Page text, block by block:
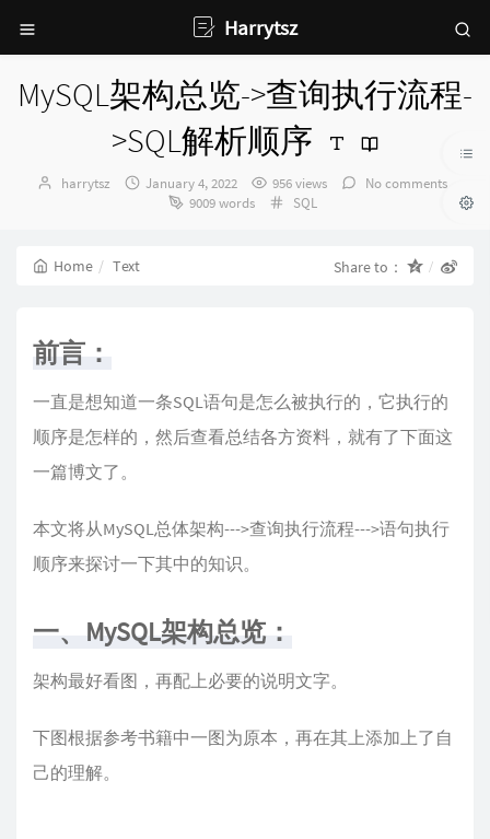
Harrytsz
MySQL架构总览->查询执行流程-
>SQL解析顺序
Author：
harrytsz
发
January 4, 2022 956 views
No comments
9009 words
Categories：
SQL
Home Text Share to：
前言：
一直是想知道一条SQL语句是怎么被执行的，它执行的
顺序是怎样的，然后查看总结各方资料，就有了下面这
一篇博文了。
本文将从MySQL总体架构--->查询执行流程--->语句执行
顺序来探讨一下其中的知识。
一、MySQL架构总览：
架构最好看图，再配上必要的说明文字。
下图根据参考书籍中一图为原本，再在其上添加上了自
己的理解。